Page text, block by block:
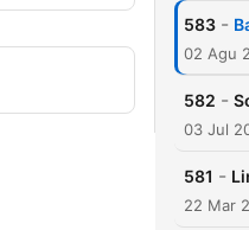
583 -
02 Agu
582 -
03 Jul
581 -
22 Mar